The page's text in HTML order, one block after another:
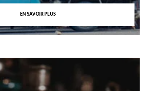
EN SAVOIR PLUS